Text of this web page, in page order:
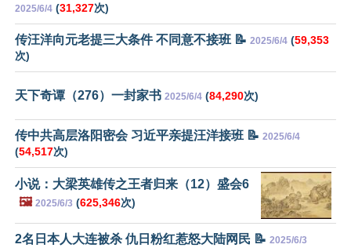
2025/6/4 (31,327次)
传汪洋向元老提三大条件 不同意不接班 📝 2025/6/4 (59,353
次)
天下奇谭（276）一封家书 2025/6/4 (84,290次)
传中共高层洛阳密会 习近平亲提汪洋接班 📝 2025/6/4
(54,517次)
小说：大梁英雄传之王者归来（12）盛会6
🖼️ 2025/6/3 (625,346次)
2名日本人大连被杀 仇日粉红惹怒大陆网民 📝 2025/6/3